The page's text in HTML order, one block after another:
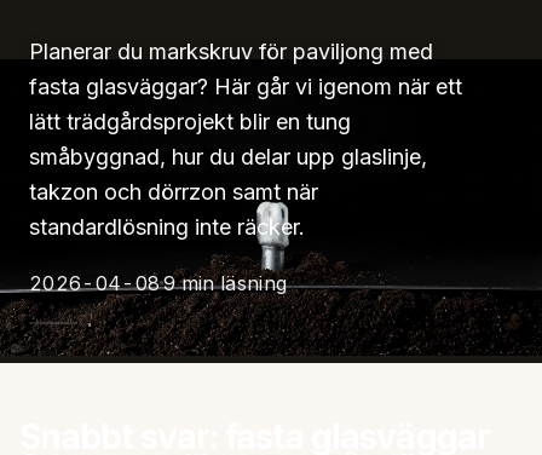
Planerar du markskruv för paviljong med
fasta glasväggar? Här går vi igenom när ett
lätt trädgårdsprojekt blir en tung
småbyggnad, hur du delar upp glaslinje,
takzon och dörrzon samt när
standardlösning inte räcker.
2026-04-089 min läsning